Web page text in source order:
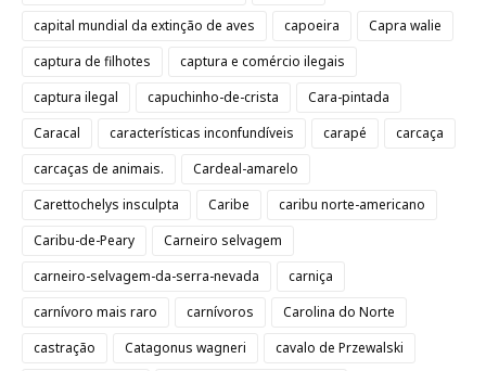
capital mundial da extinção de aves
capoeira
Capra walie
captura de filhotes
captura e comércio ilegais
captura ilegal
capuchinho-de-crista
Cara-pintada
Caracal
características inconfundíveis carapé
carcaça
carcaças de animais.
Cardeal-amarelo
Carettochelys insculpta
Caribe
caribu norte-americano
Caribu-de-Peary
Carneiro selvagem
carneiro-selvagem-da-serra-nevada
carniça
carnívoro mais raro
carnívoros
Carolina do Norte
castração
Catagonus wagneri
cavalo de Przewalski